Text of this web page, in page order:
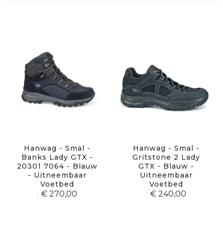
Hanwag - Smal -
Banks Lady GTX -
20301 7064 - Blauw
- Uitneembaar
Voetbed
€ 270,00
Hanwag - Smal -
Gritstone 2 Lady
GTX - Blauw -
Uitneembaar
Voetbed
€ 240,00